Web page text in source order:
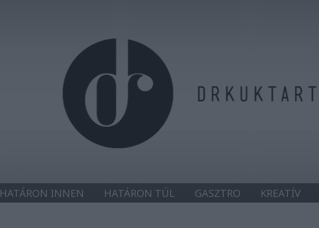
HATÁRON INNEN HATÁRON TÚL GASZTRO KREATÍV